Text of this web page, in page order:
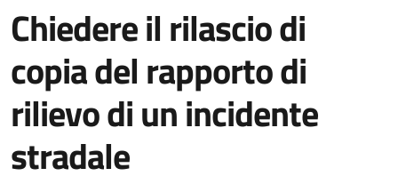
Chiedere il rilascio di
copia del rapporto di
rilievo di un incidente
stradale